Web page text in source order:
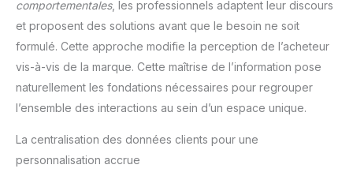
ou de réparation de 5 ans.
comportementales, les professionnels adaptent leur discours
et proposent des solutions avant que le besoin ne soit
formulé. Cette approche modifie la perception de l’acheteur
vis-à-vis de la marque. Cette maîtrise de l’information pose
naturellement les fondations nécessaires pour regrouper
l’ensemble des interactions au sein d’un espace unique.
La centralisation des données clients pour une
personnalisation accrue